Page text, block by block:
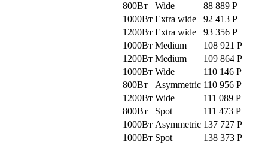
800Вт
Wide 88 889 Р
1000Вт Extra wide 92 413 Р
1200Вт Extra wide 93 356 Р
1000Вт Medium 108 921 Р
1200Вт Medium 109 864 Р
1000Вт Wide 110 146 Р
800Вт
Asymmetric 110 956 Р
1200Вт Wide 111 089 Р
800Вт
Spot 111 473 Р
1000Вт Asymmetric 137 727 Р
1000Вт Spot 138 373 Р